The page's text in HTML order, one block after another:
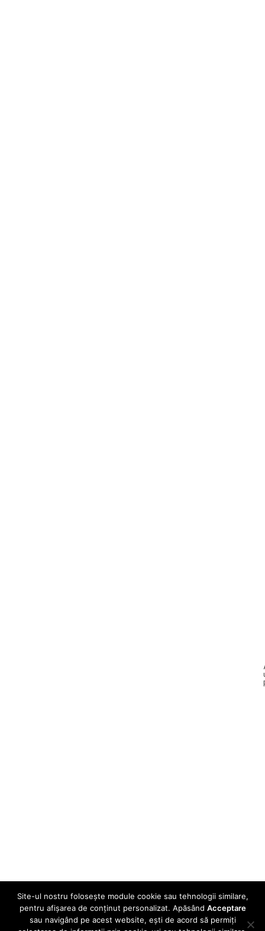
© 2024 - clasadigitala.ro
Site-ul nostru folosește module cookie sau tehnologii similare,
pentru afișarea de conținut personalizat. Apăsând Acceptare
sau navigând pe acest website, ești de acord să permiți